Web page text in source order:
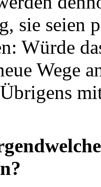
sie seien
Würde
Wege